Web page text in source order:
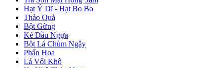
Hạt Ý Dĩ - Hạt Bo Bo
Thảo Quả
Bột Gừng
Ké Đầu Ngựa
Bột Lá Chùm Ngây
Phấn Hoa
Lá Vối Khô